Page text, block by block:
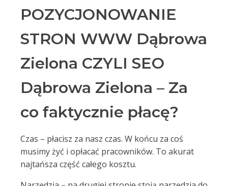
POZYCJONOWANIE
STRON WWW Dąbrowa
Zielona CZYLI SEO
Dąbrowa Zielona – Za
co faktycznie płacę?
Czas – płacisz za nasz czas. W końcu za coś
musimy żyć i opłacać pracowników. To akurat
najtańsza część całego kosztu.